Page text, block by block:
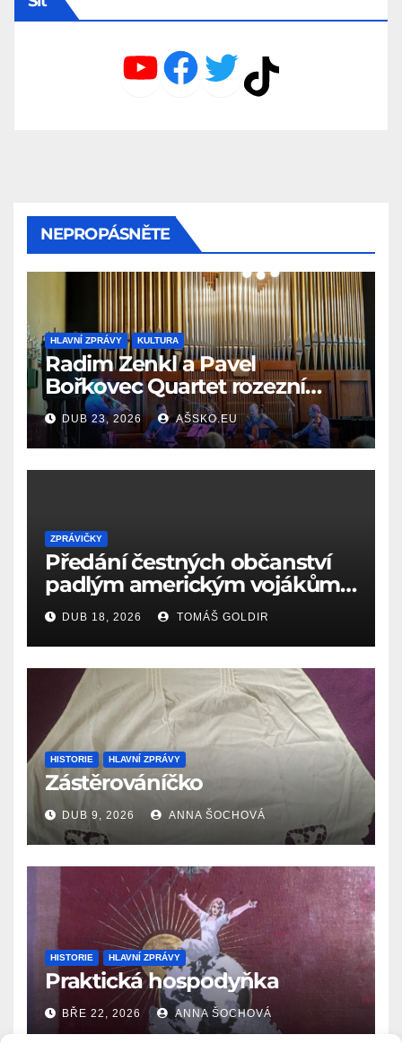
YouTube
Facebook
TwitterTikTok
NEPROPÁSNĚTE
HLAVNÍ ZPRÁVY KULTURA
Radim Zenkl a Pavel
Bořkovec Quartet rozezní
Ašské jaro netradičním
spojením žánrů
DUB 23, 2026 AŠSKO.EU
ZPRÁVIČKY
Předání čestných občanství
padlým americkým vojákům
k 81. výročí osvobození Aše
(18.4.1945)
DUB 18, 2026 TOMÁŠ GOLDIR
HISTORIE HLAVNÍ ZPRÁVY
Zástěrováníčko
DUB 9, 2026 ANNA ŠOCHOVÁ
HISTORIE HLAVNÍ ZPRÁVY
Praktická hospodyňka
BŘE 22, 2026 ANNA ŠOCHOVÁ